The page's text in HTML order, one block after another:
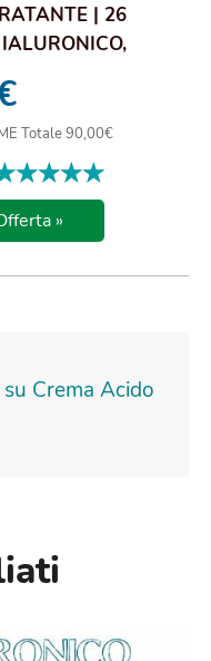
| 26
Totale 90,00€
»
Crema Acido